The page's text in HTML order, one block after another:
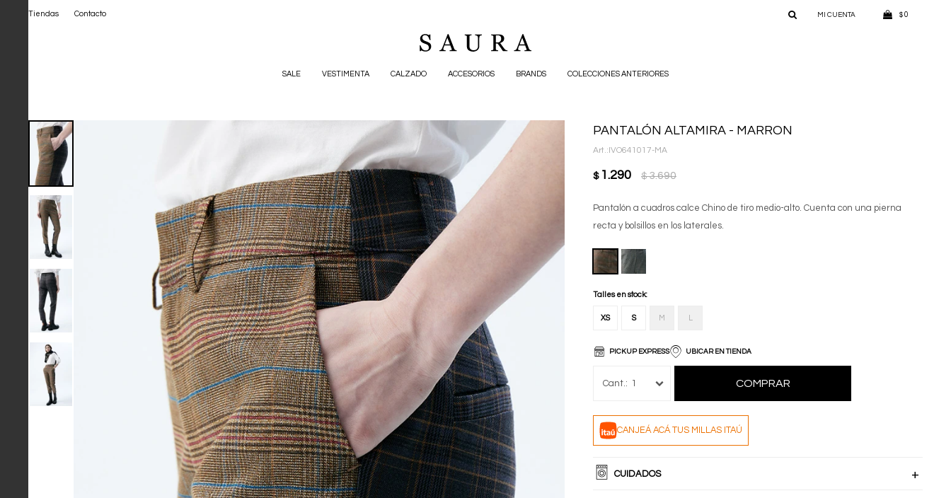
SALE VESTIMENTA CALZADO ACCESORIOS BRANDS COLECCIONES ANTERIORES
$ 0
Tiendas Contacto
PANTALÓN ALTAMIRA - MARRON
IVO641017-MA
$ 1.290 $ 3.690
Pantalón a cuadros calce Chino de tiro medio-alto. Cuenta con una pierna
recta y bolsillos en los laterales.
Talles en stock:
XS S M
PICKUP EXPRESS UBICAR EN TIENDA
1 COMPRAR
CANJEÁ ACÁ TUS MILLAS ITAÚ
CUIDADOS